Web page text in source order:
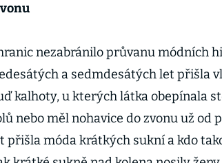
nezabránilo průvanu módních
a sedmdesátých let přišla
kalhoty, u kterých látka obepínala
nebo měl nohavice do zvonu už od
přišla móda krátkých sukní a kdo